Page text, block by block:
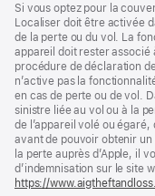
Si vous optez pour la
Localiser doit être activée
de la perte ou du vol. La
appareil doit rester associé
procédure de déclaration
n’active pas la
en cas de perte ou de vol.
sinistre liée au vol ou à la
de l’appareil volé ou
avant de pouvoir obtenir
la perte auprès d’Apple, il
d’indemnisation sur le site
https://